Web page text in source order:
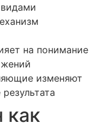
на понимание
изменяют
как